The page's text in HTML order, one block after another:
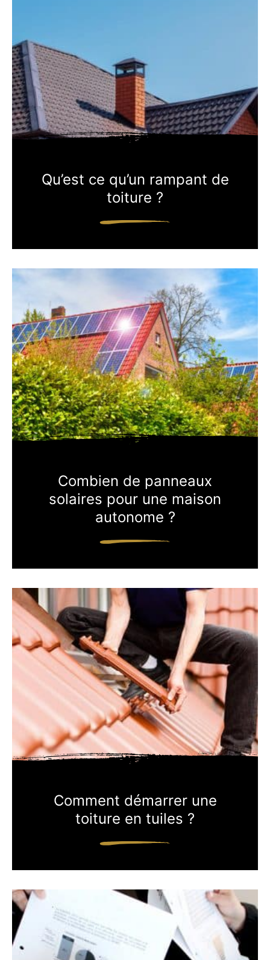
Qu’est ce qu’un rampant de
toiture ?
Combien de panneaux
solaires pour une maison
autonome ?
Comment démarrer une
toiture en tuiles ?